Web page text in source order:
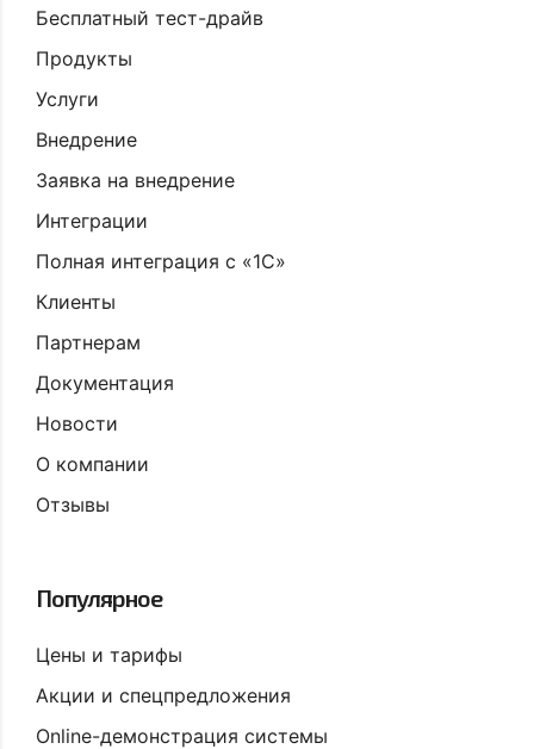
Бесплатный тест-драйв
Продукты
Услуги
Внедрение
Заявка на внедрение
Интеграции
Полная интеграция с «1С»
Клиенты
Партнерам
Документация
Новости
О компании
Отзывы
Популярное
Цены и тарифы
Акции и спецпредложения
Online-демонстрация системы